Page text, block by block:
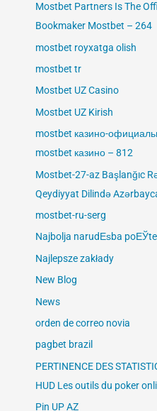
Mostbet Partners Is The
Bookmaker Mostbet – 264
mostbet royxatga olish
mostbet tr
Mostbet UZ Casino
Mostbet UZ Kirish
mostbet казино-
mostbet казино – 812
Mostbet-27-az Başlanğıc
Qeydiyyat Dilində
mostbet-ru-serg
Najbolja narudЕѕba
Najlepsze zakłady
New Blog
News
orden de correo novia
pagbet brazil
PERTINENCE DES
HUD Les outils du poker
Pin UP AZ